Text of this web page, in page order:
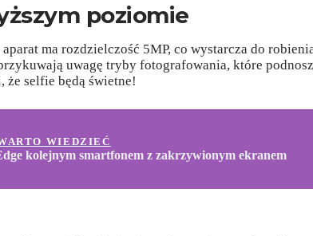
poziomie
ma rozdzielczość 5MP, co wystarcza do
uwagę tryby fotografowania, które
że selfie będą świetne!
WIEDZIEĆ
kolejnym smartfonem z zakrzywionym ekranem